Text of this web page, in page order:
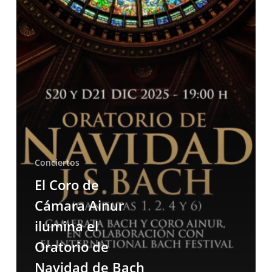
de
Navidad
Bach
Alfredo
Kraus
Conciertos
El Coro de
Cámara Ainur
ilumina el
Oratorio de
Navidad de Bach